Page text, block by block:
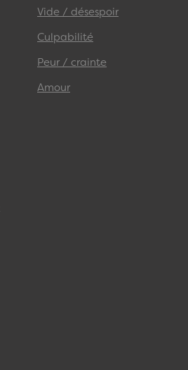
Vide / désespoir
Culpabilité
Peur / crainte
Amour